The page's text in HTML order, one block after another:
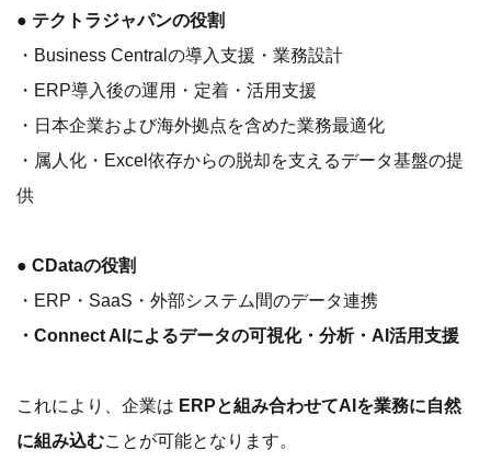
● テクトラジャパンの役割
・Business Centralの導入支援・業務設計
・ERP導入後の運用・定着・活用支援
・日本企業および海外拠点を含めた業務最適化
・属人化・Excel依存からの脱却を支えるデータ基盤の提
供
● CDataの役割
・ERP・SaaS・外部システム間のデータ連携
・Connect AIによるデータの可視化・分析・AI活用支援
これにより、企業は ERPと組み合わせてAIを業務に自然
に組み込むことが可能となります。